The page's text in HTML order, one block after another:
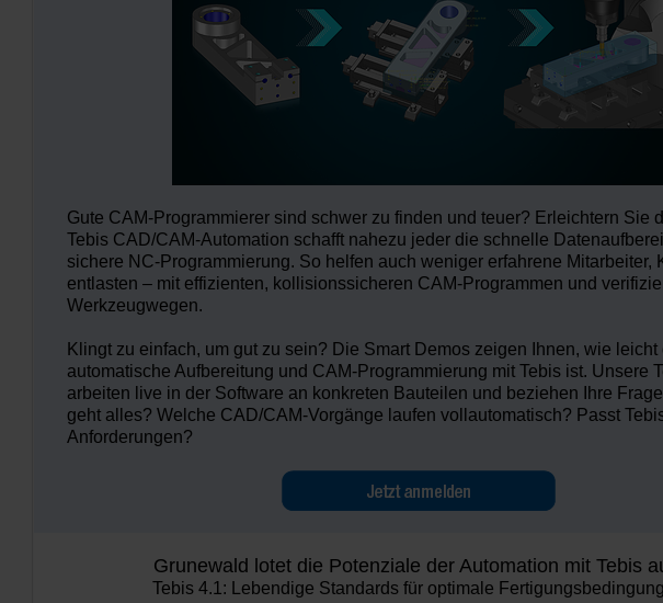
Gute CAM-Programmierer sind schwer zu finden und teuer? Erleichtern Sie
Tebis CAD/CAM-Automation schafft nahezu jeder die schnelle
sichere NC-Programmierung. So helfen auch weniger erfahrene Mitarbeiter,
entlasten – mit effizienten, kollisionssicheren CAM-Programmen und
Werkzeugwegen.
Klingt zu einfach, um gut zu sein? Die Smart Demos zeigen Ihnen, wie leicht
automatische Aufbereitung und CAM-Programmierung mit Tebis ist. Unsere
arbeiten live in der Software an konkreten Bauteilen und beziehen Ihre
geht alles? Welche CAD/CAM-Vorgänge laufen vollautomatisch? Passt
Anforderungen?
Grunewald lotet die Potenziale der Automation mit Tebis
Tebis 4.1: Lebendige Standards für optimale